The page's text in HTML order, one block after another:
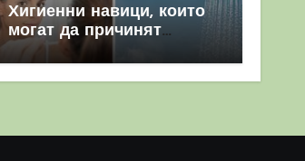
Хигиенни навици, които
могат да причинят
повече вреда, отколкото
полза